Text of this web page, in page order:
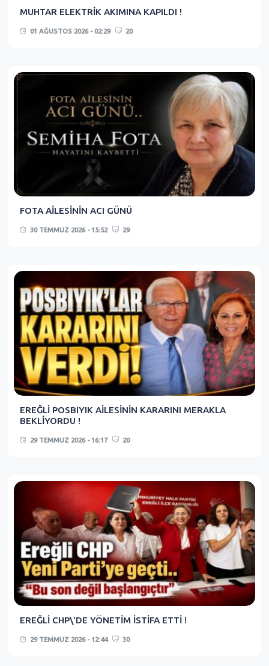
MUHTAR ELEKTRİK AKIMINA KAPILDI !
01 AĞUSTOS 2026 - 02:29 20
FOTA AİLESİNİN ACI GÜNÜ
30 TEMMUZ 2026 - 15:52 29
EREĞLİ POSBIYIK AİLESİNİN KARARINI MERAKLA
BEKLİYORDU !
29 TEMMUZ 2026 - 16:17 20
EREĞLİ CHP\'DE YÖNETİM İSTİFA ETTİ !
29 TEMMUZ 2026 - 12:44 30